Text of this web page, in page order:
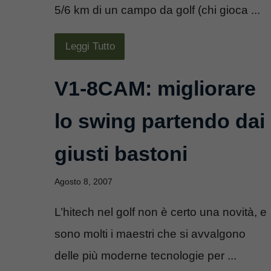
5/6 km di un campo da golf (chi gioca ...
Leggi Tutto
V1-8CAM: migliorare
lo swing partendo dai
giusti bastoni
Agosto 8, 2007
L’hitech nel golf non è certo una novità, e
sono molti i maestri che si avvalgono
delle più moderne tecnologie per ...